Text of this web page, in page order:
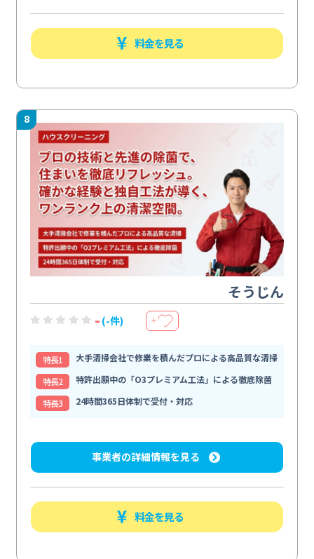
料金を見る
8
そうじん
- (-件) ＋
特⻑1
大手清掃会社で修業を積んだプロによる高品質な清掃
特⻑2
特許出願中の「O3プレミアム工法」による徹底除菌
特⻑3
24時間365日体制で受付・対応
事業者の詳細情報を見る
料金を見る